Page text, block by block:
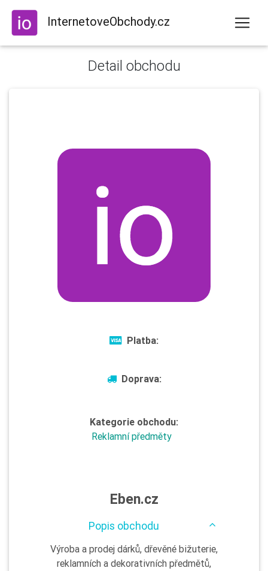
InternetoveObchody.cz
Detail obchodu
Platba:
Doprava:
Kategorie obchodu:
Reklamní předměty
Eben.cz
Popis obchodu
Výroba a prodej dárků, dřevěné bižuterie,
reklamních a dekorativních předmětů,